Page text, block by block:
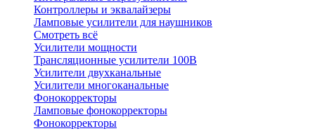
Контроллеры и эквалайзеры
Ламповые усилители для наушников
Смотреть всё
Усилители мощности
Трансляционные усилители 100В
Усилители двухканальные
Усилители многоканальные
Фонокорректоры
Ламповые фонокорректоры
Фонокорректоры